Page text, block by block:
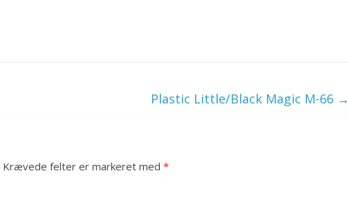
Plastic Little/Black Magic M-66 →
Krævede felter er markeret med *